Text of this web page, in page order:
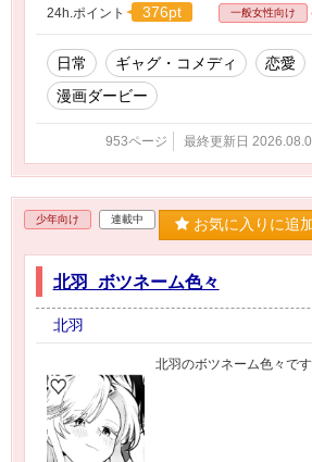
24h.ポイント 376pt 一般女性向け
日常 ギャグ・コメディ 恋愛
漫画ダービー
953ページ 最終更新日
少年向け 連載中 お気に入りに追
北羽_ボツネーム色々
北羽
北羽のボツネーム色々です